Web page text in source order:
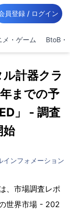
員登録 / ログイン
メ・ゲーム BtoB・
計器クラ
までの予
」 - 調査
始
インフォメーション
、市場調査レポ
世界市場 - 202